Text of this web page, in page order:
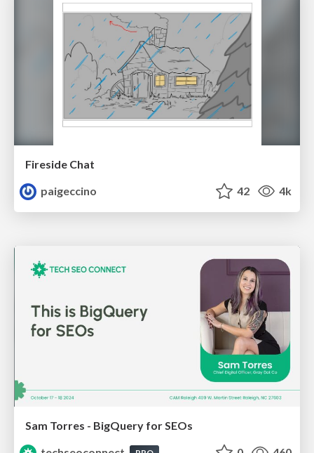
Fireside Chat
paigeccino
42 4k
Sam Torres - BigQuery for SEOs